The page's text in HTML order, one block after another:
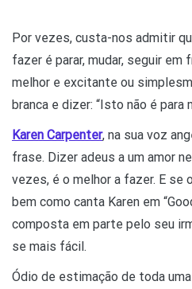
Por vezes, custa-nos admitir
fazer é parar, mudar, seguir em
melhor e excitante ou
branca e dizer: “Isto não é para
Karen Carpenter, na sua voz
frase. Dizer adeus a um amor
vezes, é o melhor a fazer. E se
bem como canta Karen em
composta em parte pelo seu
se mais fácil.
Ódio de estimação de toda